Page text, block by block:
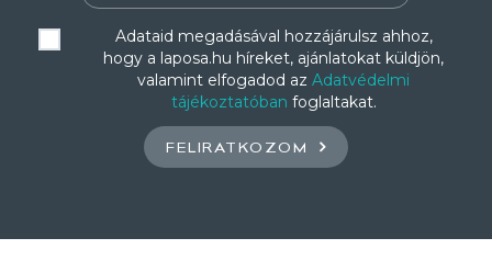
Adataid megadásával hozzájárulsz ahhoz,
hogy a laposa.hu híreket, ajánlatokat küldjön,
valamint elfogadod az Adatvédelmi
tájékoztatóban foglaltakat.
FELIRATKOZOM